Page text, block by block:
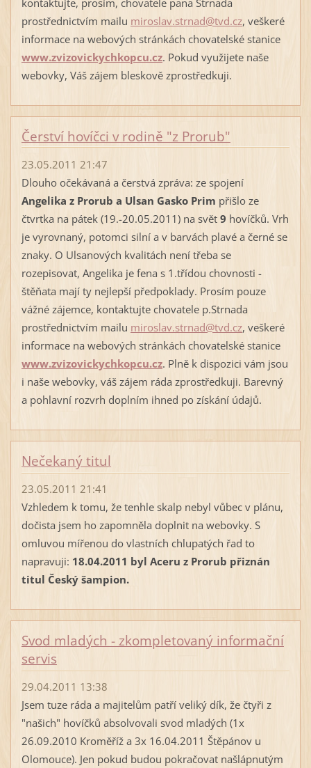
prostřednictvím mailu miroslav.strnad@tvd.cz, veškeré
informace na webových stránkách chovatelské stanice
www.zvizovickychkopcu.cz. Pokud využijete naše
webovky, Váš zájem bleskově zprostředkuji.
Čerství hovíčci v rodině "z Prorub"
23.05.2011 21:47
Dlouho očekávaná a čerstvá zpráva: ze spojení
Angelika z Prorub a Ulsan Gasko Prim přišlo ze
čtvrtka na pátek (19.-20.05.2011) na svět 9 hovíčků. Vrh
je vyrovnaný, potomci silní a v barvách plavé a černé se
znaky. O Ulsanových kvalitách není třeba se
rozepisovat, Angelika je fena s 1.třídou chovnosti -
štěňata mají ty nejlepší předpoklady. Prosím pouze
vážné zájemce, kontaktujte chovatele p.Strnada
prostřednictvím mailu miroslav.strnad@tvd.cz, veškeré
informace na webových stránkách chovatelské stanice
www.zvizovickychkopcu.cz. Plně k dispozici vám jsou
i naše webovky, váš zájem ráda zprostředkuji. Barevný
a pohlavní rozvrh doplním ihned po získání údajů.
Nečekaný titul
23.05.2011 21:41
Vzhledem k tomu, že tenhle skalp nebyl vůbec v plánu,
dočista jsem ho zapomněla doplnit na webovky. S
omluvou mířenou do vlastních chlupatých řad to
napravuji: 18.04.2011 byl Aceru z Prorub přiznán
titul Český šampion.
Svod mladých - zkompletovaný informační
servis
29.04.2011 13:38
Jsem tuze ráda a majitelům patří veliký dík, že čtyři z
"našich" hovíčků absolvovali svod mladých (1x
26.09.2010 Kroměříž a 3x 16.04.2011 Štěpánov u
Olomouce). Jen pokud budou pokračovat našlápnutým